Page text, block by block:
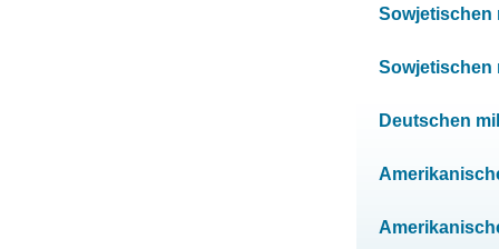
Sowjetischen
Sowjetischen
Deutschen